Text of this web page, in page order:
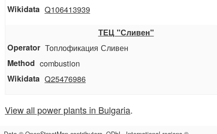
Q106413939
ТЕЦ "Сливен"
Топлофикация Сливен
combustion
Q25476986
View all power plants in Bulgaria.